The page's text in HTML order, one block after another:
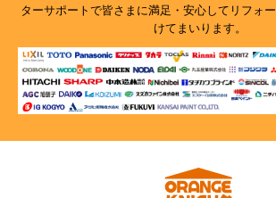
ターサポートで皆さまに満足・安心してリフォ
けてまいります。